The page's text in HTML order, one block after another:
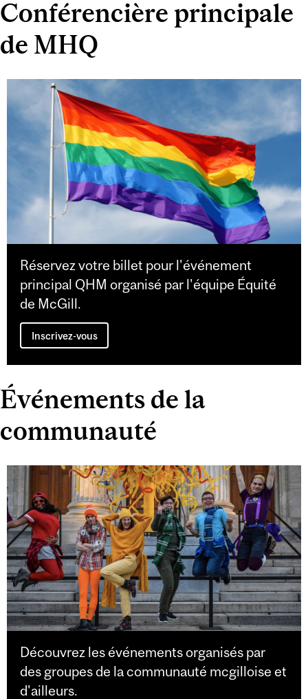
Conférencière principale
de MHQ
Réservez votre billet pour l'événement
principal QHM organisé par l'équipe Équité
de McGill.
Inscrivez-vous
Événements de la
communauté
Découvrez les événements organisés par
des groupes de la communauté mcgilloise et
d'ailleurs.